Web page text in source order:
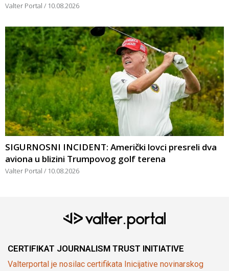
Valter Portal 10.08.2026
SIGURNOSNI INCIDENT: Američki lovci presreli dva
aviona u blizini Trumpovog golf terena
Valter Portal 10.08.2026
CERTIFIKAT JOURNALISM TRUST INITIATIVE
Valterportal je nosilac certifikata Inicijative novinarskog